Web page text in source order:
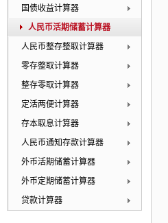
国债收益计算器
人民币活期储蓄计算器
人民币整存整取计算器
零存整取计算器
整存零取计算器
定活两便计算器
存本取息计算器
人民币通知存款计算器
外币活期储蓄计算器
外币定期储蓄计算器
贷款计算器